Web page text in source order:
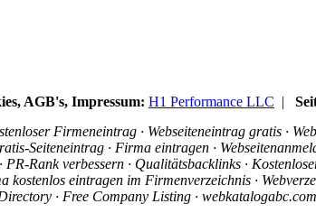
AGB's, Impressum: H1 Performance LLC |
Firmeneintrag · Webseiteneintrag gratis ·
Seiteneintrag · Firma eintragen ·
Rank verbessern · Qualitätsbacklinks ·
eintragen im Firmenverzeichnis ·
· Free Company Listing · webkatalogabc.com